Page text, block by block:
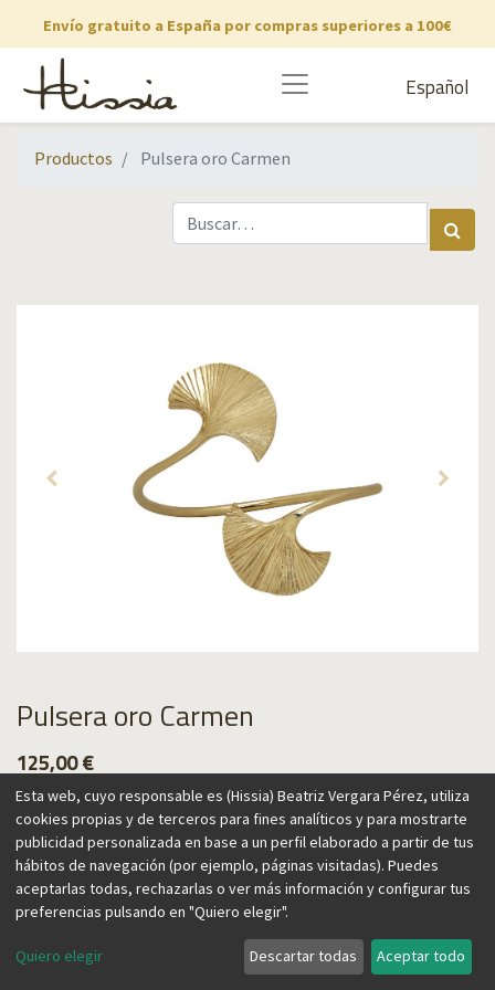
Envío gratuito a España por compras superiores a 100€
Español
Productos Pulsera oro Carmen
Pulsera oro Carmen
125,00€
Agregar al carrito
España y su artesanía inspiran esta colección, que aporta un
Esta web, cuyo responsable es (Hissia) Beatriz Vergara Pérez, utiliza
cookies propias y de terceros para fines analíticos y para mostrarte
publicidad personalizada en base a un perfil elaborado a partir de tus
hábitos de navegación (por ejemplo, páginas visitadas). Puedes
aceptarlas todas, rechazarlas o ver más información y configurar tus
preferencias pulsando en "Quiero elegir".
Quiero elegir Descartar todas Aceptar todo